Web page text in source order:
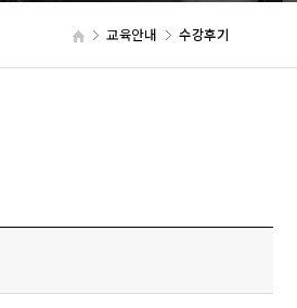
교육안내 수강후기